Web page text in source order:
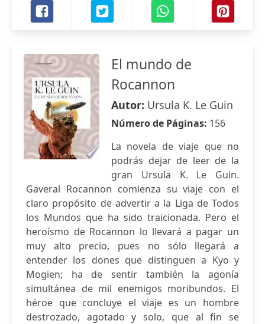
El mundo de
Rocannon
Autor: Ursula K. Le Guin
Número de Páginas: 156
La novela de viaje que no
podrás dejar de leer de la
gran Ursula K. Le Guin.
Gaveral Rocannon comienza su viaje con el
claro propósito de advertir a la Liga de Todos
los Mundos que ha sido traicionada. Pero el
heroísmo de Rocannon lo llevará a pagar un
muy alto precio, pues no sólo llegará a
entender los dones que distinguen a Kyo y
Mogien; ha de sentir también la agonía
simultánea de mil enemigos moribundos. El
héroe que concluye el viaje es un hombre
destrozado, agotado y solo, que al fin se